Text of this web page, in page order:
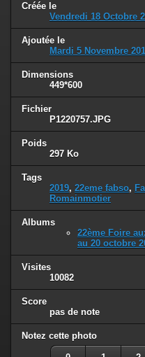
Créée le
Vendredi 18 Octobre
Ajoutée le
Mardi 5 Novembre
Dimensions
449*600
Fichier
P1220757.JPG
Poids
297 Ko
Tags
2019, 22eme fabso,
Romainmotier
Albums
22ème Foire
au 20 octobre
Visites
10082
Score
pas de note
Notez cette photo